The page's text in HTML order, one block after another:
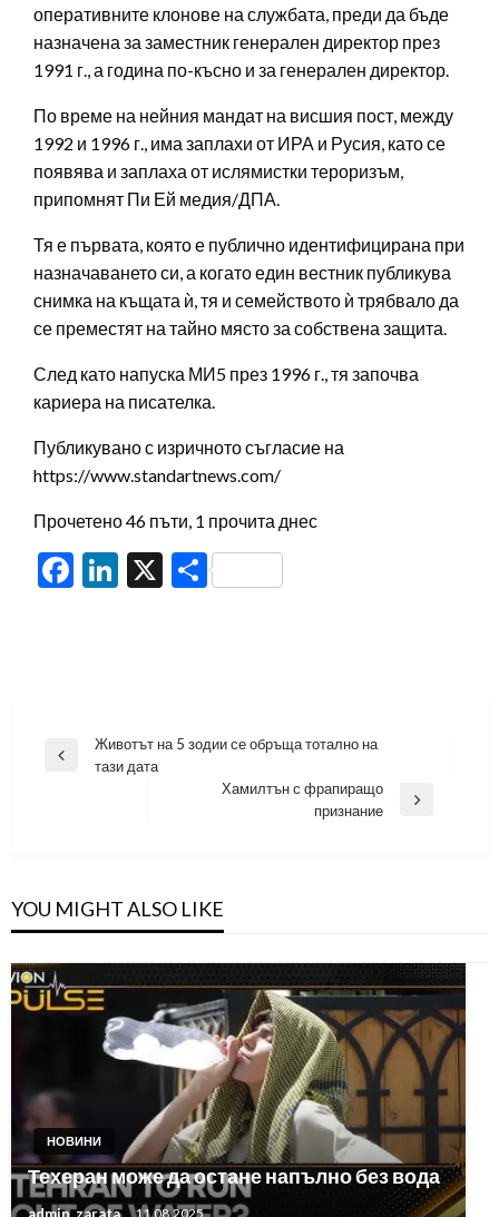
оперативните клонове на службата, преди да бъде
назначена за заместник генерален директор през
1991 г., а година по-късно и за генерален директор.
По време на нейния мандат на висшия пост, между
1992 и 1996 г., има заплахи от ИРА и Русия, като се
появява и заплаха от ислямистки тероризъм,
припомнят Пи Ей медия/ДПА.
Тя е първата, която е публично идентифицирана при
назначаването си, а когато един вестник публикува
снимка на къщата ѝ, тя и семейството ѝ трябвало да
се преместят на тайно място за собствена защита.
След като напуска МИ5 през 1996 г., тя започва
кариера на писателка.
Публикувано с изричното съгласие на
https://www.standartnews.com/
Прочетено 46 пъти, 1 прочита днес
Facebook
LinkedIn
X Share
Навигация
Previous
Животът на 5 зодии се обръща тотално на
тази дата
Хамилтън с фрапиращо
признание
YOU MIGHT ALSO LIKE
НОВИНИ
Техеран може да остане напълно без вода